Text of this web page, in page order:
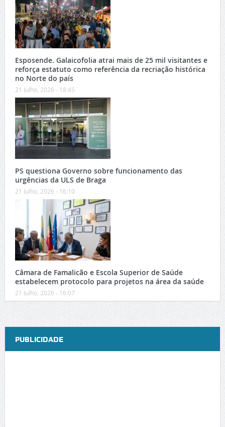
Esposende. Galaicofolia atrai mais de 25 mil visitantes e
reforça estatuto como referência da recriação histórica
no Norte do país
21 Julho, 2026 - 18:45
PS questiona Governo sobre funcionamento das
urgências da ULS de Braga
21 Julho, 2026 - 16:10
Câmara de Famalicão e Escola Superior de Saúde
estabelecem protocolo para projetos na área da saúde
21 Julho, 2026 - 16:07
PUBLICIDADE